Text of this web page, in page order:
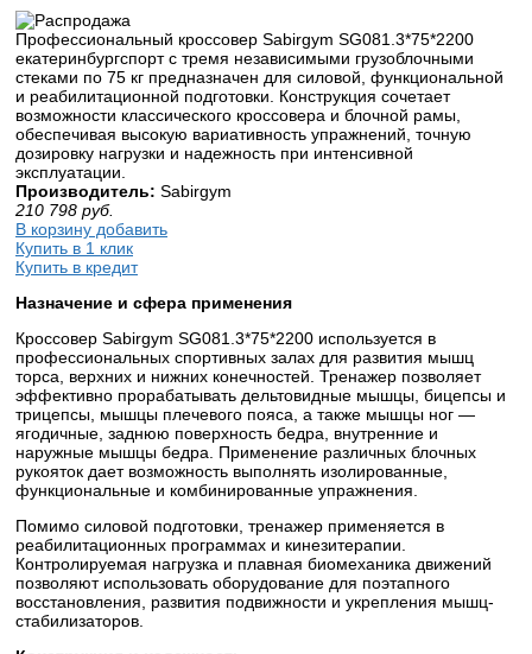
Профессиональный кроссовер Sabirgym SG081.3*75*2200
екатеринбургспорт с тремя независимыми грузоблочными
стеками по 75 кг предназначен для силовой, функциональной
и реабилитационной подготовки. Конструкция сочетает
возможности классического кроссовера и блочной рамы,
обеспечивая высокую вариативность упражнений, точную
дозировку нагрузки и надежность при интенсивной
эксплуатации.
Производитель: Sabirgym
210 798 руб.
В корзину добавить
Купить в 1 клик
Купить в кредит
Назначение и сфера применения
Кроссовер Sabirgym SG081.3*75*2200 используется в
профессиональных спортивных залах для развития мышц
торса, верхних и нижних конечностей. Тренажер позволяет
эффективно прорабатывать дельтовидные мышцы, бицепсы и
трицепсы, мышцы плечевого пояса, а также мышцы ног —
ягодичные, заднюю поверхность бедра, внутренние и
наружные мышцы бедра. Применение различных блочных
рукояток дает возможность выполнять изолированные,
функциональные и комбинированные упражнения.
Помимо силовой подготовки, тренажер применяется в
реабилитационных программах и кинезитерапии.
Контролируемая нагрузка и плавная биомеханика движений
позволяют использовать оборудование для поэтапного
восстановления, развития подвижности и укрепления мышц-
стабилизаторов.